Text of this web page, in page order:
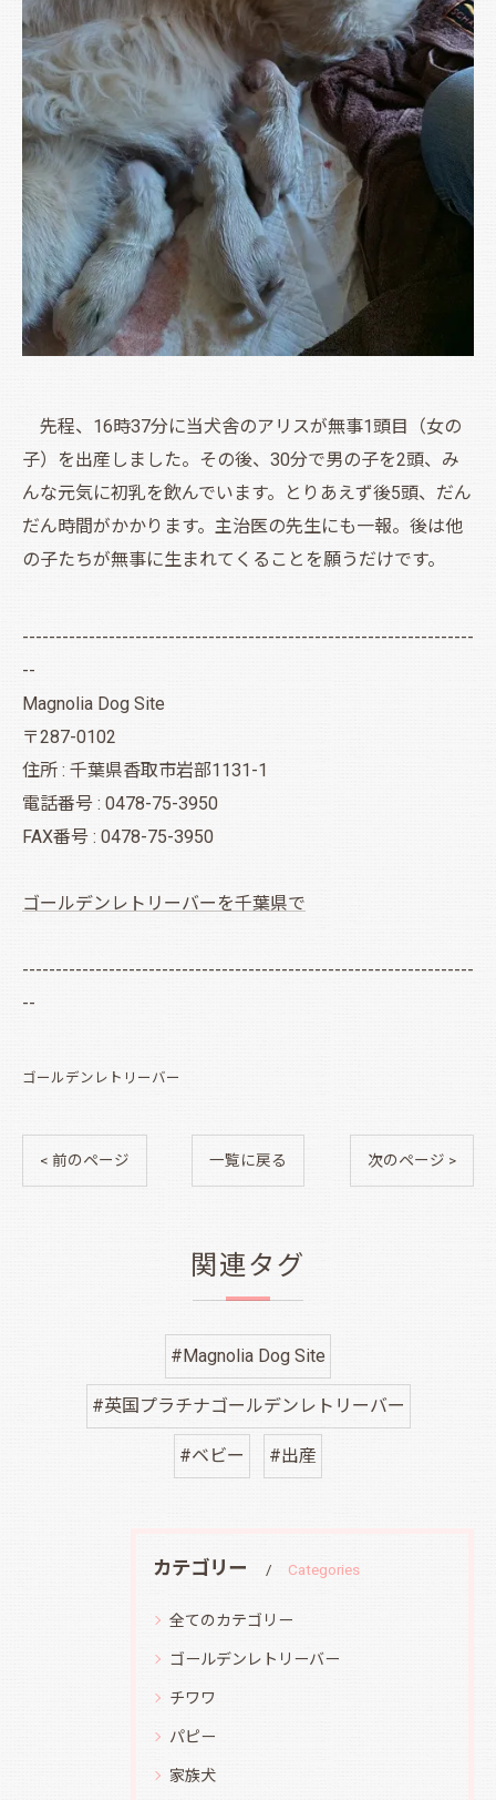
先程、16時37分に当犬舎のアリスが無事1頭目（女の
子）を出産しました。その後、30分で男の子を2頭、み
んな元気に初乳を飲んでいます。とりあえず後5頭、だん
だん時間がかかります。主治医の先生にも一報。後は他
の子たちが無事に生まれてくることを願うだけです。
--------------------------------------------------------------------
--
Magnolia Dog Site
〒287-0102
住所 : 千葉県香取市岩部1131-1
電話番号 : 0478-75-3950
FAX番号 : 0478-75-3950
ゴールデンレトリーバーを千葉県で
--------------------------------------------------------------------
--
ゴールデンレトリーバー
< 前のページ 一覧に戻る 次のページ >
関連タグ
#Magnolia Dog Site
#英国プラチナゴールデンレトリーバー
#ベビー #出産
カテゴリー Categories
全てのカテゴリー
ゴールデンレトリーバー
チワワ
パピー
家族犬